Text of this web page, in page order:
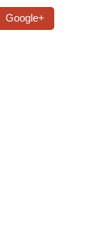
Google+